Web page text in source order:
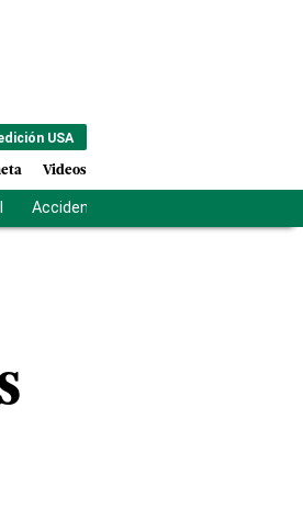
USA
Videos
Accidente Los Ríos